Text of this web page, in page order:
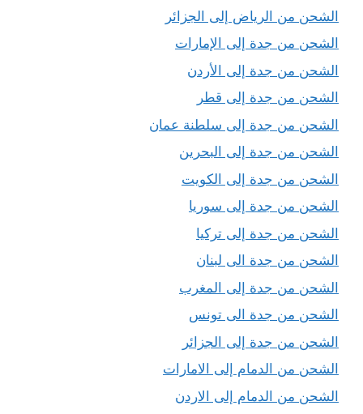
الشحن من الرياض إلى الجزائر
الشحن من جدة إلى الإمارات
الشحن من جدة إلى الأردن
الشحن من جدة إلى قطر
الشحن من جدة إلى سلطنة عمان
الشحن من جدة إلى البحرين
الشحن من جدة إلى الكويت
الشحن من جدة إلى سوريا
الشحن من جدة إلى تركيا
الشحن من جدة الى لبنان
الشحن من جدة إلى المغرب
الشحن من جدة الى تونس
الشحن من جدة إلى الجزائر
الشحن من الدمام إلى الامارات
الشحن من الدمام إلى الاردن